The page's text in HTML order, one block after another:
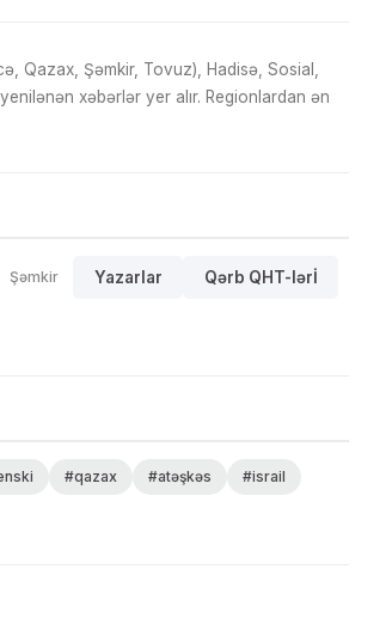
Qazax, Şəmkir, Tovuz), Hadisə, Sosial,
xəbərlər yer alır. Regionlardan ən
Şəmkir Yazarlar Qərb QHT-lərİ
#qazax #atəşkəs
#israil